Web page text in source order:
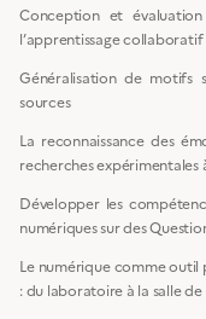
Conception et
l’apprentissage collaboratif
Généralisation de motifs
sources
La reconnaissance des
recherches expérimentales
Développer les
numériques sur des
Le numérique comme outil
: du laboratoire à la salle de